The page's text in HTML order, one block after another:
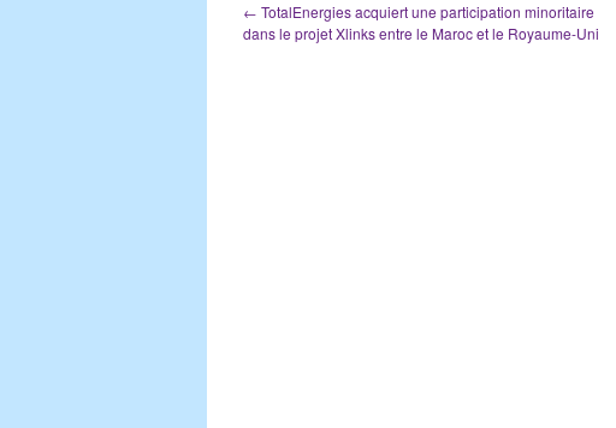
← TotalEnergies acquiert une participation minoritaire
dans le projet Xlinks entre le Maroc et le Royaume-Uni